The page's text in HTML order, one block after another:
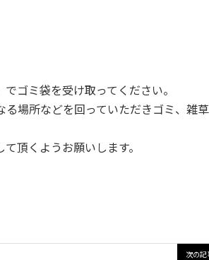
ゴミ袋を受け取ってください。
場所などを回っていただきゴミ、雑
頂くようお願いします。
次の記